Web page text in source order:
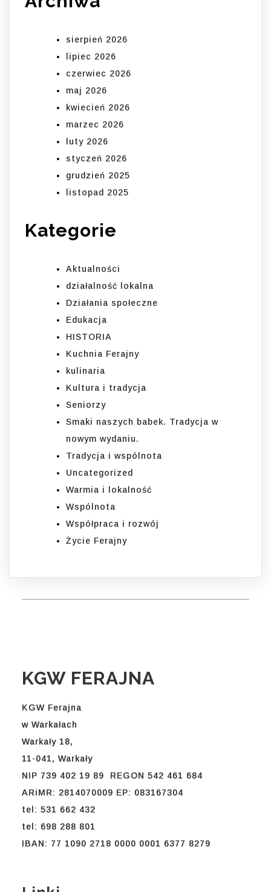
sierpień 2026
lipiec 2026
czerwiec 2026
maj 2026
kwiecień 2026
marzec 2026
luty 2026
styczeń 2026
grudzień 2025
listopad 2025
Kategorie
Aktualności
działalność lokalna
Działania społeczne
Edukacja
HISTORIA
Kuchnia Ferajny
kulinaria
Kultura i tradycja
Seniorzy
Smaki naszych babek. Tradycja w
nowym wydaniu.
Tradycja i wspólnota
Uncategorized
Warmia i lokalność
Wspólnota
Współpraca i rozwój
Życie Ferajny
KGW FERAJNA
KGW Ferajna
w Warkałach
Warkały 18,
11-041, Warkały
NIP 739 402 19 89 REGON 542 461 684
ARiMR: 2814070009 EP: 083167304
tel: 531 662 432
tel: 698 288 801
IBAN: 77 1090 2718 0000 0001 6377 8279